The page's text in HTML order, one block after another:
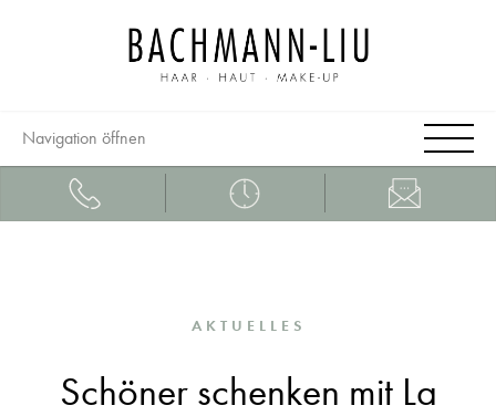
Navigation öffnen
AKTUELLES
Schöner schenken mit La